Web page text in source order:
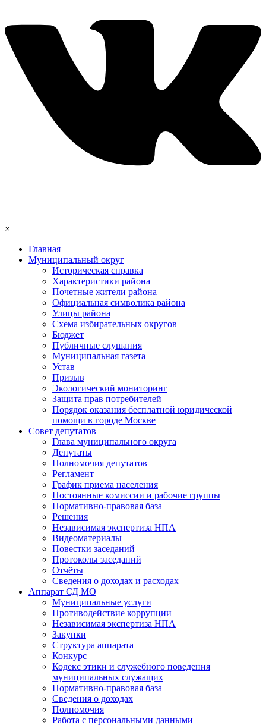
×
Главная
Муниципальный округ
Историческая справка
Характеристики района
Почетные жители района
Официальная символика района
Улицы района
Схема избирательных округов
Бюджет
Публичные слушания
Муниципальная газета
Устав
Призыв
Экологический мониторинг
Защита прав потребителей
Порядок оказания бесплатной юридической
помощи в городе Москве
Совет депутатов
Глава муниципального округа
Депутаты
Полномочия депутатов
Регламент
График приема населения
Постоянные комиссии и рабочие группы
Нормативно-правовая база
Решения
Независимая экспертиза НПА
Видеоматериалы
Повестки заседаний
Протоколы заседаний
Отчёты
Сведения о доходах и расходах
Аппарат СД МО
Муниципальные услуги
Противодействие коррупции
Независимая экспертиза НПА
Закупки
Структура аппарата
Конкурс
Кодекс этики и служебного поведения
муниципальных служащих
Нормативно-правовая база
Сведения о доходах
Полномочия
Работа с персональными данными